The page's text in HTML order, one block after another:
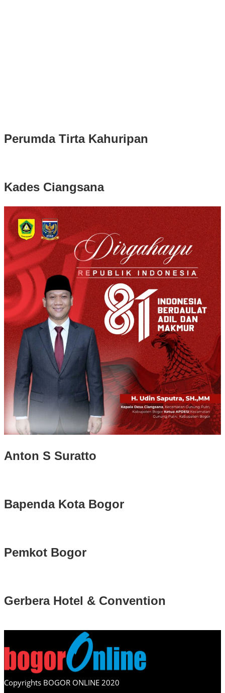
Perumda Tirta Kahuripan
Kades Ciangsana
Anton S Suratto
Bapenda Kota Bogor
Pemkot Bogor
Gerbera Hotel & Convention
Copyrights BOGOR ONLINE 2020